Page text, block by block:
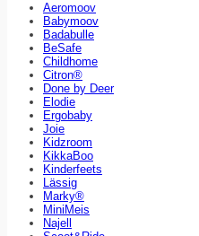
Aeromoov
Babymoov
Badabulle
BeSafe
Childhome
Citron®
Done by Deer
Elodie
Ergobaby
Joie
Kidzroom
KikkaBoo
Kinderfeets
Lässig
Marky®
MiniMeis
Najell